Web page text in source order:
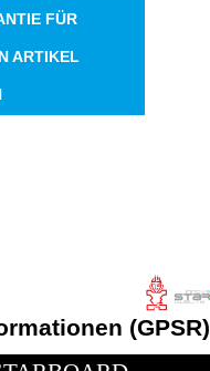
FÜR
ARTIKEL
(GPSR)